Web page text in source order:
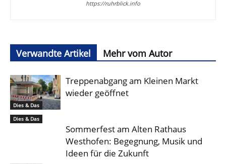
https://ruhrblick.info
Verwandte Artikel Mehr vom Autor
Dies & Das
Treppenabgang am Kleinen Markt
wieder geöffnet
Dies & Das
Sommerfest am Alten Rathaus
Westhofen: Begegnung, Musik und
Ideen für die Zukunft